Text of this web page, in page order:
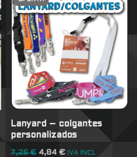
Lanyard – colgantes
personalizados
7,26€ 4,84€ IVA INCL